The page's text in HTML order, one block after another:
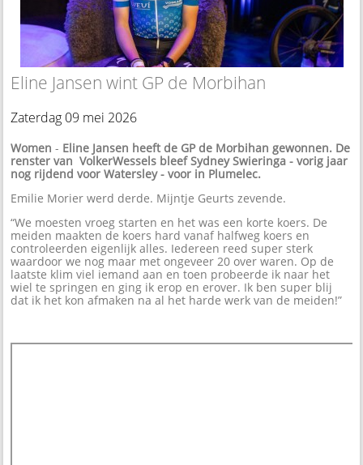
Eline Jansen wint GP de Morbihan
Zaterdag 09 mei 2026
Women - Eline Jansen heeft de GP de Morbihan gewonnen. De
renster van VolkerWessels bleef Sydney Swieringa - vorig jaar
nog rijdend voor Watersley - voor in Plumelec.
Emilie Morier werd derde. Mijntje Geurts zevende.
“We moesten vroeg starten en het was een korte koers. De
meiden maakten de koers hard vanaf halfweg koers en
controleerden eigenlijk alles. Iedereen reed super sterk
waardoor we nog maar met ongeveer 20 over waren. Op de
laatste klim viel iemand aan en toen probeerde ik naar het
wiel te springen en ging ik erop en erover. Ik ben super blij
dat ik het kon afmaken na al het harde werk van de meiden!”